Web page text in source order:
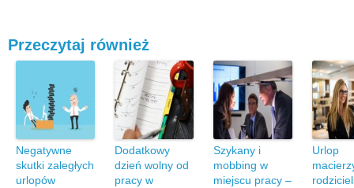
Przeczytaj również
Negatywne
skutki zaległych
urlopów
Dodatkowy
dzień wolny od
pracy w
Szykany i
mobbing w
miejscu pracy –
Urlop